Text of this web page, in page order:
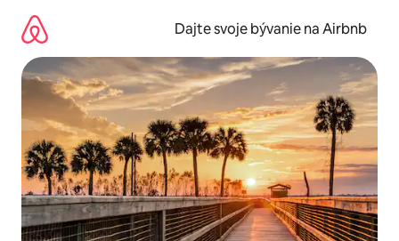
obsah.
Dajte svoje bývanie na Airbnb